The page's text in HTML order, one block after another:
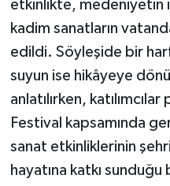
etkinlikte, medeniyetin
kadim sanatların
edildi. Söyleşide bir
suyun ise hikâyeye
anlatılırken,
Festival kapsamında
sanat etkinliklerinin
hayatına katkı